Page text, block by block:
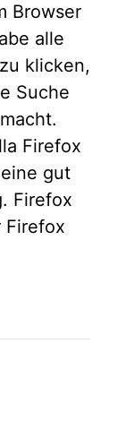
Browser
alle
klicken,
Suche
Firefox
gut
Firefox
Firefox